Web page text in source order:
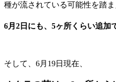
種が流されている可能性を踏ま
6月2日にも、5ヶ所くらい追加
そして、6月19日現在、